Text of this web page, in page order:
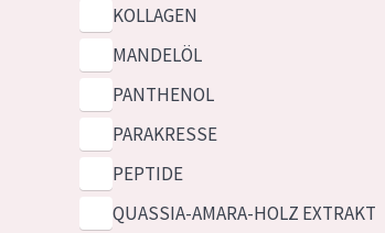
KOLLAGEN
MANDELÖL
PANTHENOL
PARAKRESSE
PEPTIDE
QUASSIA-AMARA-HOLZ EXTRAKT